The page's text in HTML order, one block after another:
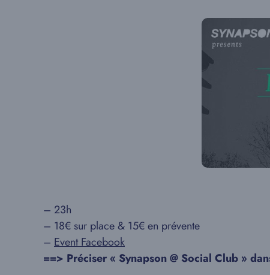
– 23h
– 18€ sur place & 15€ en prévente
– Event Facebook
==> Préciser « Synapson @ Social Club »